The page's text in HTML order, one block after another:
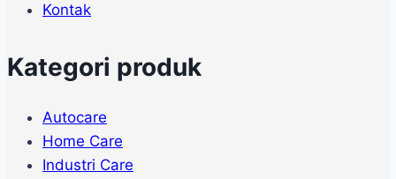
Kontak
Kategori produk
Autocare
Home Care
Industri Care